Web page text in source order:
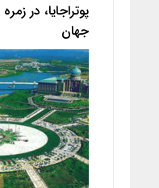
پوتراجایا، در
جهان